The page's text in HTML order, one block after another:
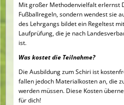
Mit großer Methodenvielfalt erlernst
Fußballregeln, sondern wendest sie
des Lehrgangs bildet ein Regeltest
Laufprüfung, die je nach
ist.
Was kostet die Teilnahme?
Die Ausbildung zum Schiri ist
fallen jedoch Materialkosten an, die
werden müssen. Diese Kosten
für dich!